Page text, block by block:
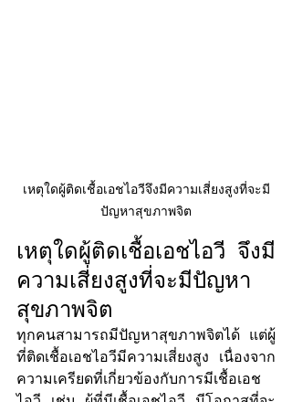
เหตุใดผู้ติดเชื้อเอชไอวีจึงมีความเสี่ยงสูงที่จะมี
ปัญหาสุขภาพจิต
เหตุใดผู้ติดเชื้อเอชไอวี จึงมี
ความเสี่ยงสูงที่จะมีปัญหา
สุขภาพจิต
ทุกคนสามารถมีปัญหาสุขภาพจิตได้ แต่ผู้
ที่ติดเชื้อเอชไอวีมีความเสี่ยงสูง เนื่องจาก
ความเครียดที่เกี่ยวข้องกับการมีเชื้อเอช